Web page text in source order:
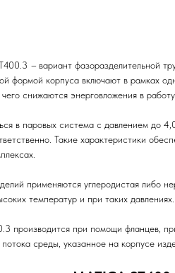
– вариант фазоразделительной
формой корпуса включают в рамках
снижаются энерговложения в
в паровых система с давлением
Такие характеристики
применяются углеродистая
температур и при таких давлениях.
производится при помощи фланцев,
среды, указанное на корпусе